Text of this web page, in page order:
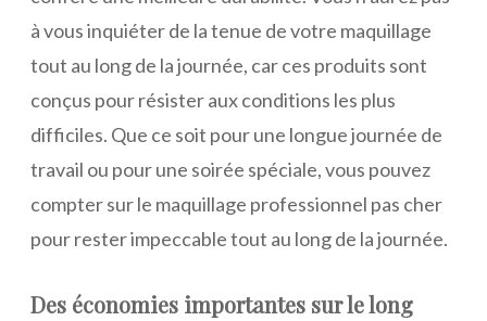
à vous inquiéter de la tenue de votre maquillage
tout au long de la journée, car ces produits sont
conçus pour résister aux conditions les plus
difficiles. Que ce soit pour une longue journée de
travail ou pour une soirée spéciale, vous pouvez
compter sur le maquillage professionnel pas cher
pour rester impeccable tout au long de la journée.
Des économies importantes sur le long